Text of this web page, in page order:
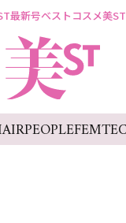
最新号ベストコスメ美
PEOPLE